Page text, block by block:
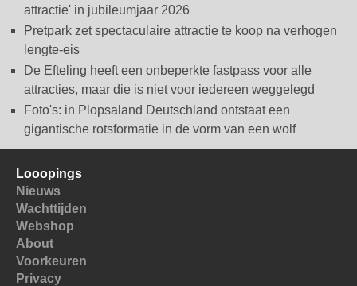
attractie' in jubileumjaar 2026
Pretpark zet spectaculaire attractie te koop na verhogen
lengte-eis
De Efteling heeft een onbeperkte fastpass voor alle
attracties, maar die is niet voor iedereen weggelegd
Foto's: in Plopsaland Deutschland ontstaat een
gigantische rotsformatie in de vorm van een wolf
Looopings
Nieuws
Wachttijden
Webshop
About
Voorkeuren
Privacy